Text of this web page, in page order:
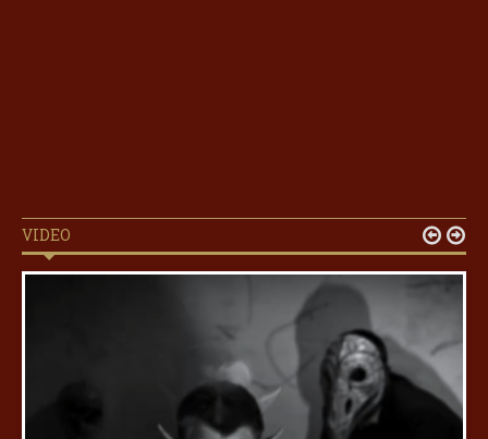
VIDEO  